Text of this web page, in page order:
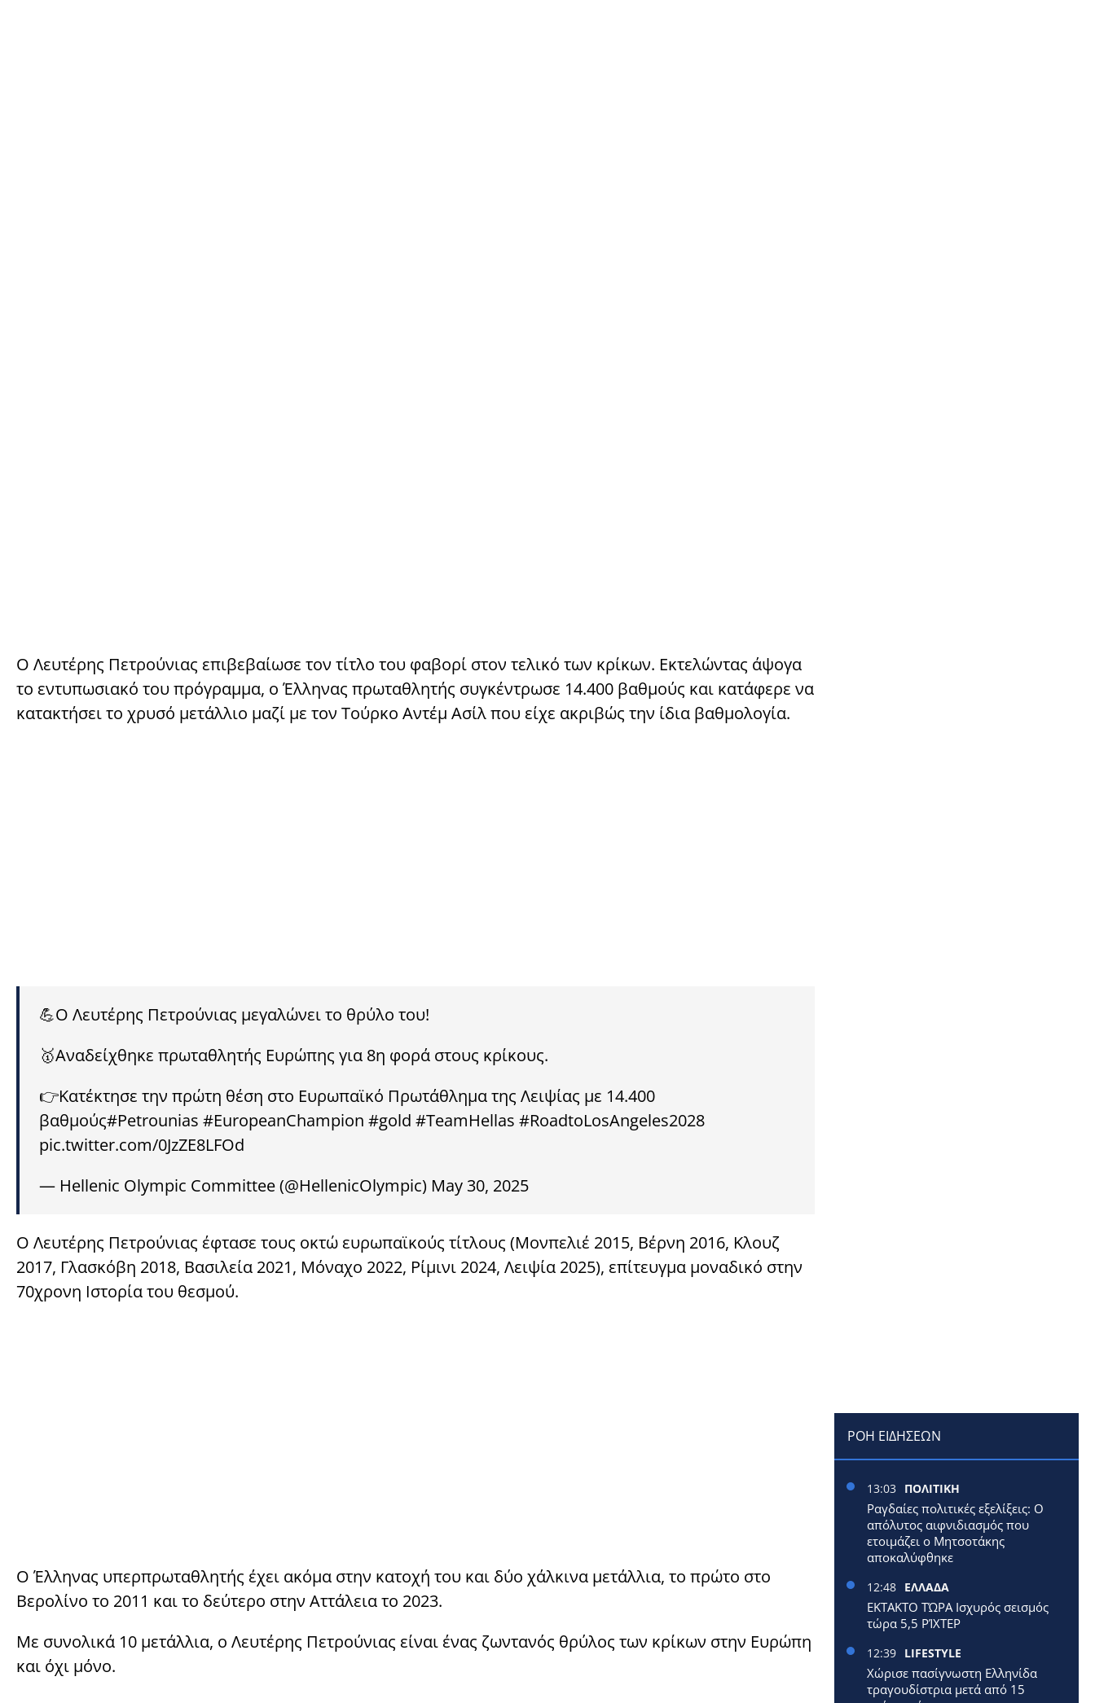
Ο Λευτέρης Πετρούνιας επιβεβαίωσε τον τίτλο του φαβορί στον τελικό των κρίκων. Εκτελώντας άψογα
το εντυπωσιακό του πρόγραμμα, ο Έλληνας πρωταθλητής συγκέντρωσε 14.400 βαθμούς και κατάφερε να
κατακτήσει το χρυσό μετάλλιο μαζί με τον Τούρκο Αντέμ Ασίλ που είχε ακριβώς την ίδια βαθμολογία.
💪Ο Λευτέρης Πετρούνιας μεγαλώνει το θρύλο του!
🥇Αναδείχθηκε πρωταθλητής Ευρώπης για 8η φορά στους κρίκους.
👉Κατέκτησε την πρώτη θέση στο Ευρωπαϊκό Πρωτάθλημα της Λειψίας με 14.400
βαθμούς#Petrounias #EuropeanChampion #gold #TeamHellas #RoadtoLosAngeles2028
pic.twitter.com/0JzZE8LFOd
— Ηellenic Olympic Committee (@HellenicOlympic) May 30, 2025
Ο Λευτέρης Πετρούνιας έφτασε τους οκτώ ευρωπαϊκούς τίτλους (Μονπελιέ 2015, Βέρνη 2016, Κλουζ
2017, Γλασκόβη 2018, Βασιλεία 2021, Μόναχο 2022, Ρίμινι 2024, Λειψία 2025), επίτευγμα μοναδικό στην
70χρονη Ιστορία του θεσμού.
Ο Έλληνας υπερπρωταθλητής έχει ακόμα στην κατοχή του και δύο χάλκινα μετάλλια, το πρώτο στο
Βερολίνο το 2011 και το δεύτερο στην Αττάλεια το 2023.
Με συνολικά 10 μετάλλια, ο Λευτέρης Πετρούνιας είναι ένας ζωντανός θρύλος των κρίκων στην Ευρώπη
και όχι μόνο.
ΡΟΗ ΕΙΔΗΣΕΩΝ
13:03 ΠΟΛΙΤΙΚΗ
Ραγδαίες πολιτικές εξελίξεις: Ο
απόλυτος αιφνιδιασμός που
ετοιμάζει ο Μητσοτάκης
αποκαλύφθηκε
12:48 ΕΛΛΑΔΑ
ΕΚΤΑΚΤΟ ΤΏΡΑ Ισχυρός σεισμός
τώρα 5,5 ΡΊΧΤΕΡ
12:39 LIFESTYLE
Χώρισε πασίγνωστη Ελληνίδα
τραγουδίστρια μετά από 15